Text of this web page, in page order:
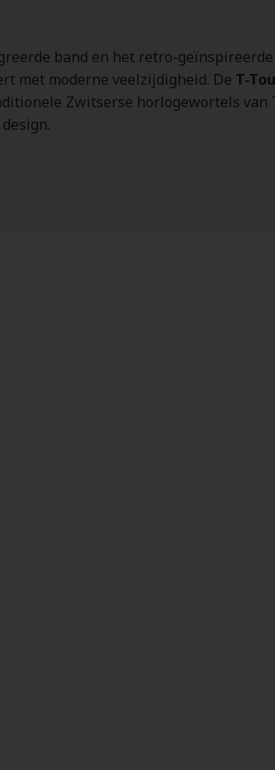
band en het retro-
met moderne veelzijdigheid. De T-
Zwitserse horlogewortels